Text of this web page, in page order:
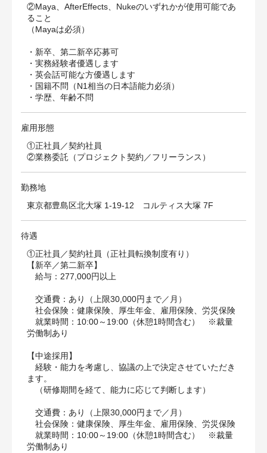
②Maya、AfterEffects、Nukeのいずれかが使用可能であ
ること
（Mayaは必須）
・新卒、第二新卒応募可
・実務経験者優遇します
・英会話可能な方優遇します
・国籍不問（N1相当の日本語能力必須）
・学歴、年齢不問
雇用形態
①正社員／契約社員
②業務委託（プロジェクト契約／フリーランス）
勤務地
東京都豊島区北大塚 1-19-12 コルティス大塚 7F
待遇
①正社員／契約社員（正社員転換制度有り）
【新卒／第二新卒】
給与：277,000円以上
交通費：あり（上限30,000円まで／月）
社会保険：健康保険、厚生年金、雇用保険、労災保険
就業時間：10:00～19:00（休憩1時間含む） ※裁量
労働制あり
【中途採用】
経験・能力を考慮し、協議の上で決定させていただき
ます。
（研修期間を経て、能力に応じて判断します）
交通費：あり（上限30,000円まで／月）
社会保険：健康保険、厚生年金、雇用保険、労災保険
就業時間：10:00～19:00（休憩1時間含む） ※裁量
労働制あり